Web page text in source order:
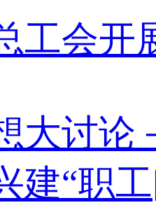
工会开
大讨论
建“职工